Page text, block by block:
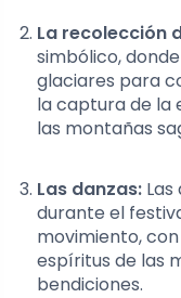
La recolección
simbólico,
glaciares para
la captura de la
las montañas
Las danzas:
durante el
movimiento,
espíritus de las
bendiciones.